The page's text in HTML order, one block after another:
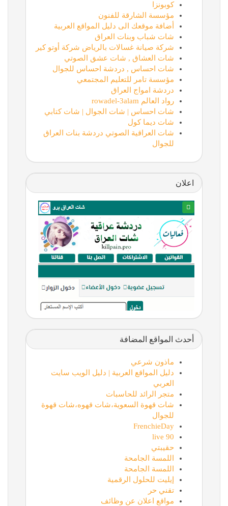
كوبونزا
مؤسسة الشارقة للفنون
أضافة موقعك الى دليل المواقع العربية
شات شباب وبنات العراق
شركة صيانة غسالات بالرياض شركة أوتو كير
شات العشاق , شات عشق الصوتي
شات احساس , دردشة احساس للجوال
مؤسسة تامر للتعليم المجتمعي
دردشة امواج العراق
رواد العالم rowadel-3alam
شات احساس | شات الجوال | شات كتابي
شات ديما كول
شات العراقية الصوتي دردشة بنات العراق
للجوال
اعلان
أحدث المواقع المضافة
ماذون شرعي
دليل المواقع العربية | دليل الويب سايت
العربي
متجر الرائد للحاسبات
شات قهوة السعوية،شات قهوه،شات قهوة
للجوال
FrenchieDay
90 live
حقيبتي
اللمسة الجامحة
اللمسة الجامحة
إيليت للحلول الرقمية
تقني حر
مواقع اعلان عن وظائف